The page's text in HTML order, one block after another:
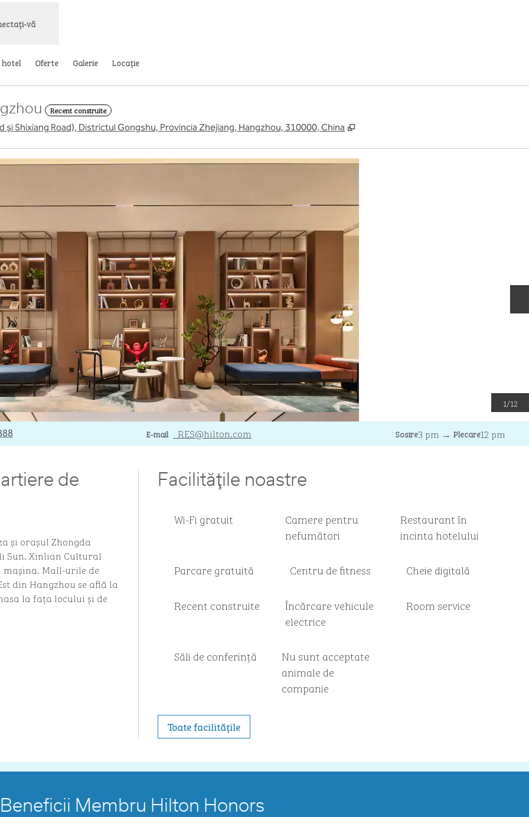
vă
hotel Oferte Galerie Locaţie
Recent construite
Shixiang Road), Districtul Gongshu, Provincia Zhejiang, Hangzhou, 310000, China ,
1/12
E-mail
E-mailHGHON
_RES@hilton.com Sosire3 pm → Plecare12 pm
de
și orașul Zhongda
Sun. Xinlian Cultural
mașina. Mall-urile de
din Hangzhou se află la
la fața locului și de
Facilităţile noastre
Wi-Fi gratuit
Camere pentru
nefumători
Restaurant în
incinta hotelului
Parcare gratuită Centru de fitness Cheie digitală
Recent construite
Încărcare vehicule
electrice
Room service
Săli de conferință
Nu sunt acceptate
animale de
companie
Toate facilitățile
Beneficii Membru Hilton Honors